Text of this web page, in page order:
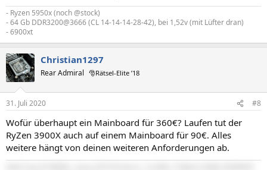
- Ryzen 5950x (noch @stock)
- 64 Gb DDR3200@3666 (CL 14-14-14-28-42), bei 1,52v (mit Lüfter dran)
- 6900xt
Christian1297
Rear Admiral 🎅Rätsel-Elite ’18
31. Juli 2020 #8
Wofür überhaupt ein Mainboard für 360€? Laufen tut der
RyZen 3900X auch auf einem Mainboard für 90€. Alles
weitere hängt von deinen weiteren Anforderungen ab.